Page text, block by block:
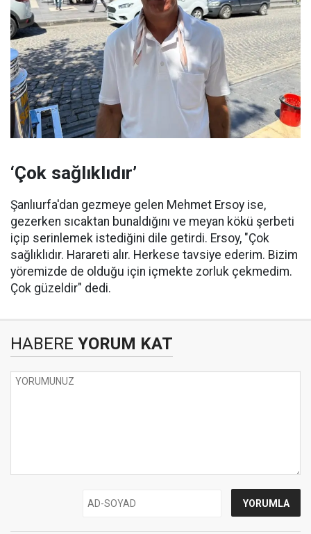
‘Çok sağlıklıdır’
Şanlıurfa'dan gezmeye gelen Mehmet Ersoy ise,
gezerken sıcaktan bunaldığını ve meyan kökü şerbeti
içip serinlemek istediğini dile getirdi. Ersoy, "Çok
sağlıklıdır. Harareti alır. Herkese tavsiye ederim. Bizim
yöremizde de olduğu için içmekte zorluk çekmedim.
Çok güzeldir" dedi.
HABERE YORUM KAT